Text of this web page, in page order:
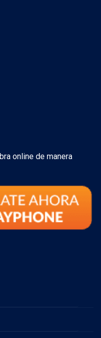
online de manera